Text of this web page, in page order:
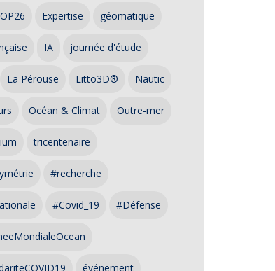
Expertise géomatique
IA journée d'étude
La Pérouse Litto3D® Nautic
Océan & Climat Outre-mer
tricentenaire
#recherche
#Covid_19 #Défense
événement